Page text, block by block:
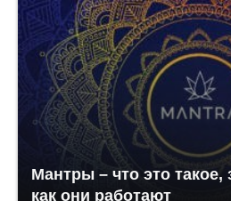
Мантры – что это
как они работают